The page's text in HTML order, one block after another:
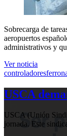
Sobrecarga de
aeropuertos
administrativos y
Ver noticia
controladores
USCA
USCA (Unión
jornada. Este